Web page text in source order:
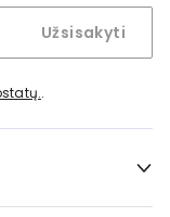
Užsisakyti
.